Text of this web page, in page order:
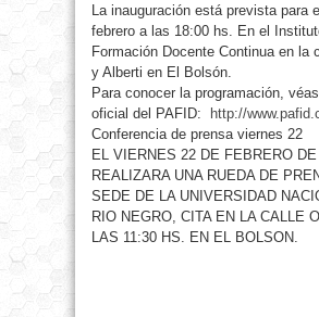
La inauguración está prevista para
febrero a las 18:00 hs. En el
Formación Docente Continua en la
y Alberti en El Bolsón.
Para conocer la programación,
oficial del PAFID:
http://
Conferencia de prensa viernes 22
EL VIERNES 22 DE FEBRERO
REALIZARA UNA RUEDA DE
SEDE DE LA UNIVERSIDAD
RIO NEGRO, CITA EN LA CALLE
LAS 11:30 HS. EN EL BOLSON.